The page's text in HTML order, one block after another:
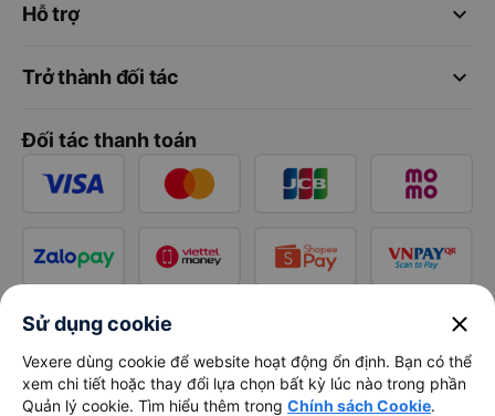
keyboard_arrow_down
Hỗ trợ
keyboard_arrow_down
Trở thành đối tác
Đối tác thanh toán
Sử dụng cookie close
Vexere dùng cookie để website hoạt động ổn định. Bạn có thể
xem chi tiết hoặc thay đổi lựa chọn bất kỳ lúc nào trong phần
Quản lý cookie. Tìm hiểu thêm trong Chính sách Cookie.